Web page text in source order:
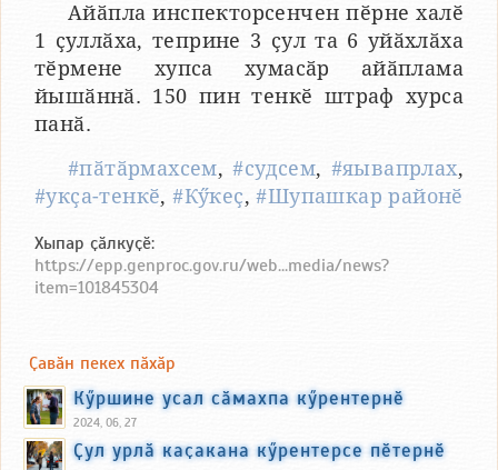
Айӑпла инспекторсенчен пӗрне халӗ
1 ҫуллӑха, теприне 3 ҫул та 6 уйӑхлӑха
тӗрмене хупса хумасӑр айӑплама
йышӑннӑ. 150 пин тенкӗ штраф хурса
панӑ.
#пӑтӑрмахсем,#судсем, #яывапрлах,
#укҫа-тенкӗ,#Кӳкеҫ,#Шупашкар районӗ
Хыпар ҫӑлкуҫӗ:
https://epp.genproc.gov.ru/web...media/news?
item=101845304
Ҫавӑн пекех пӑхӑр
Кӳршине усал сӑмахпа кӳрентернӗ
2024, 06, 27
Ҫул урлӑ каҫакана кӳрентерсе пӗтернӗ